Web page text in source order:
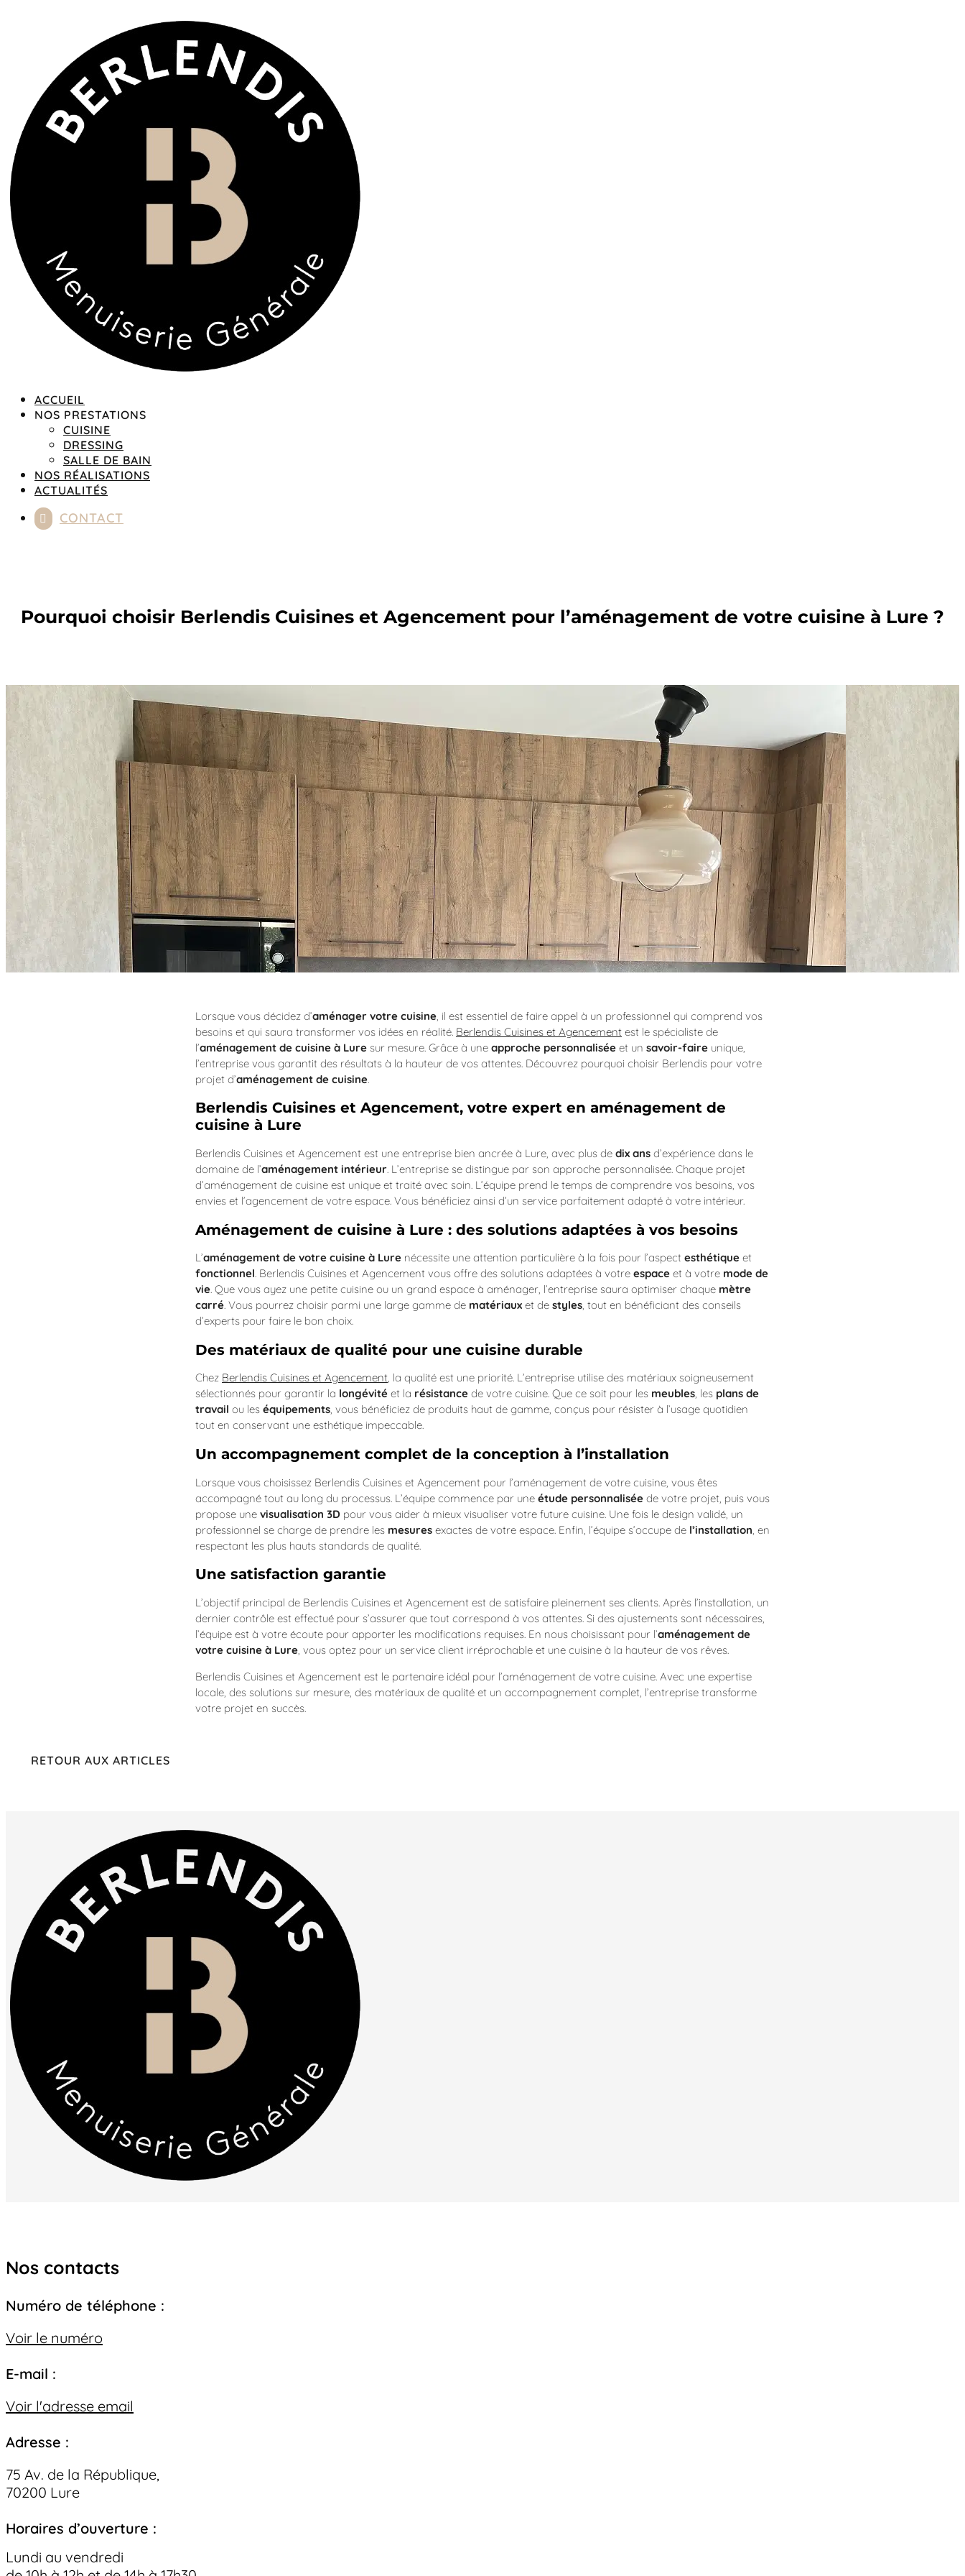
ACCUEIL
NOS PRESTATIONS
CUISINE
DRESSING
SALLE DE BAIN
NOS RÉALISATIONS
ACTUALITÉS
 CONTACT
Pourquoi choisir Berlendis Cuisines et Agencement pour l’aménagement de votre cuisine à Lure ?
Lorsque vous décidez d’aménager votre cuisine , il est essentiel de faire appel à un professionnel qui comprend vos
besoins et qui saura transformer vos idées en réalité. Berlendis Cuisines et Agencement est le spécialiste de
l’aménagement de cuisine à Lure sur mesure. Grâce à une approche personnalisée et un savoir-faire unique,
l’entreprise vous garantit des résultats à la hauteur de vos attentes. Découvrez pourquoi choisir Berlendis pour votre
projet d’aménagement de cuisine.
Berlendis Cuisines et Agencement, votre expert en aménagement de
cuisine à Lure
Berlendis Cuisines et Agencement est une entreprise bien ancrée à Lure, avec plus de dix ans d’expérience dans le
domaine de l’aménagement intérieur. L’entreprise se distingue par son approche personnalisée. Chaque projet
d’aménagement de cuisine est unique et traité avec soin. L’équipe prend le temps de comprendre vos besoins, vos
envies et l’agencement de votre espace. Vous bénéficiez ainsi d’un service parfaitement adapté à votre intérieur.
Aménagement de cuisine à Lure : des solutions adaptées à vos besoins
L’aménagement de votre cuisine à Lure nécessite une attention particulière à la fois pour l’aspect esthétique et
fonctionnel. Berlendis Cuisines et Agencement vous offre des solutions adaptées à votre espace et à votre mode de
vie. Que vous ayez une petite cuisine ou un grand espace à aménager, l’entreprise saura optimiser chaque mètre
carré. Vous pourrez choisir parmi une large gamme de matériaux et de styles, tout en bénéficiant des conseils
d’experts pour faire le bon choix.
Des matériaux de qualité pour une cuisine durable
Chez Berlendis Cuisines et Agencement, la qualité est une priorité. L’entreprise utilise des matériaux soigneusement
sélectionnés pour garantir la longévité et la résistance de votre cuisine. Que ce soit pour les meubles, les plans de
travail ou les équipements, vous bénéficiez de produits haut de gamme, conçus pour résister à l’usage quotidien
tout en conservant une esthétique impeccable.
Un accompagnement complet de la conception à l’installation
Lorsque vous choisissez Berlendis Cuisines et Agencement pour l’aménagement de votre cuisine, vous êtes
accompagné tout au long du processus. L’équipe commence par une étude personnalisée de votre projet, puis vous
propose une visualisation 3D pour vous aider à mieux visualiser votre future cuisine. Une fois le design validé, un
professionnel se charge de prendre les mesures exactes de votre espace. Enfin, l’équipe s’occupe de l’installation , en
respectant les plus hauts standards de qualité.
Une satisfaction garantie
L’objectif principal de Berlendis Cuisines et Agencement est de satisfaire pleinement ses clients. Après l’installation, un
dernier contrôle est effectué pour s’assurer que tout correspond à vos attentes. Si des ajustements sont nécessaires,
l’équipe est à votre écoute pour apporter les modifications requises. En nous choisissant pour l’aménagement de
votre cuisine à Lure , vous optez pour un service client irréprochable et une cuisine à la hauteur de vos rêves.
Berlendis Cuisines et Agencement est le partenaire idéal pour l’aménagement de votre cuisine. Avec une expertise
locale, des solutions sur mesure, des matériaux de qualité et un accompagnement complet, l’entreprise transforme
votre projet en succès.
RETOUR AUX ARTICLES
Nos contacts
Numéro de téléphone :
Voir le numéro
E-mail :
Voir l'adresse email
Adresse :
75 Av. de la République,
70200 Lure
Horaires d’ouverture :
Lundi au vendredi